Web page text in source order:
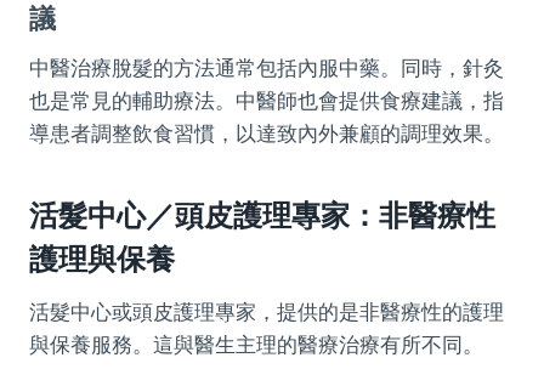
議
中醫治療脫髮的方法通常包括內服中藥。同時，針灸
也是常見的輔助療法。中醫師也會提供食療建議，指
導患者調整飲食習慣，以達致內外兼顧的調理效果。
活髮中心／頭皮護理專家：非醫療性
護理與保養
活髮中心或頭皮護理專家，提供的是非醫療性的護理
與保養服務。這與醫生主理的醫療治療有所不同。